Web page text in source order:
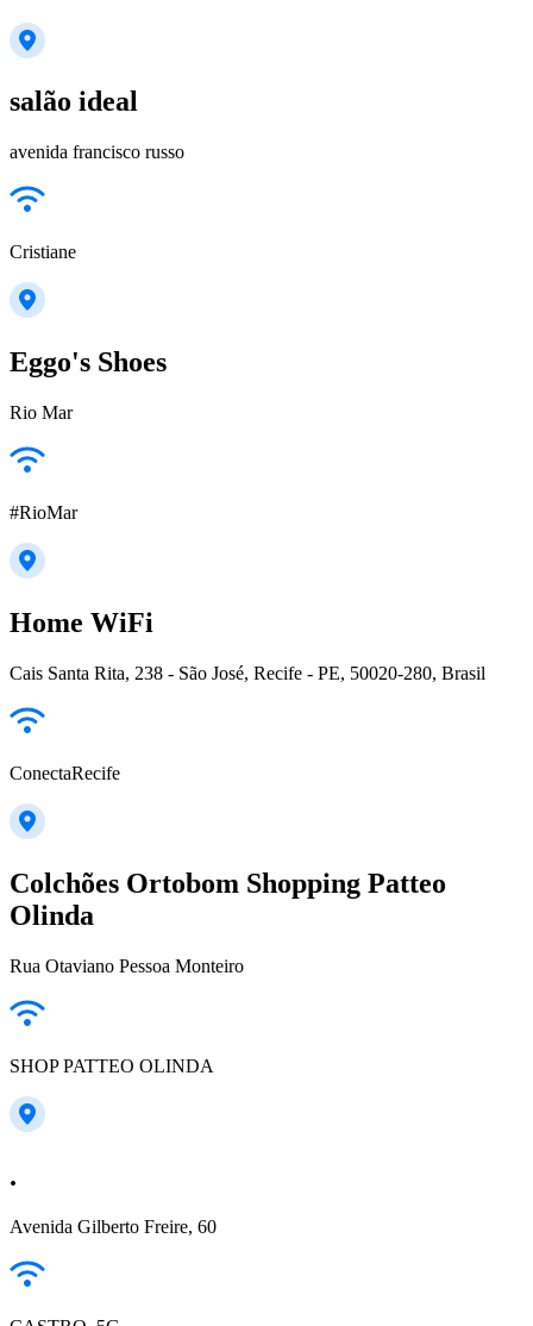
salão ideal
avenida francisco russo
Cristiane
Eggo's Shoes
Rio Mar
#RioMar
Home WiFi
Cais Santa Rita, 238 - São José, Recife - PE, 50020-280, Brasil
ConectaRecife
Colchões Ortobom Shopping Patteo
Olinda
Rua Otaviano Pessoa Monteiro
SHOP PATTEO OLINDA
.
Avenida Gilberto Freire, 60